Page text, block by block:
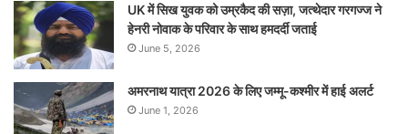
UK में सिख युवक को उम्रकैद की सज़ा, जत्थेदार गरगज्ज ने
हेनरी नोवाक के परिवार के साथ हमदर्दी जताई
June 5, 2026
अमरनाथ यात्रा 2026 के लिए जम्मू-कश्मीर में हाई अलर्ट
June 1, 2026